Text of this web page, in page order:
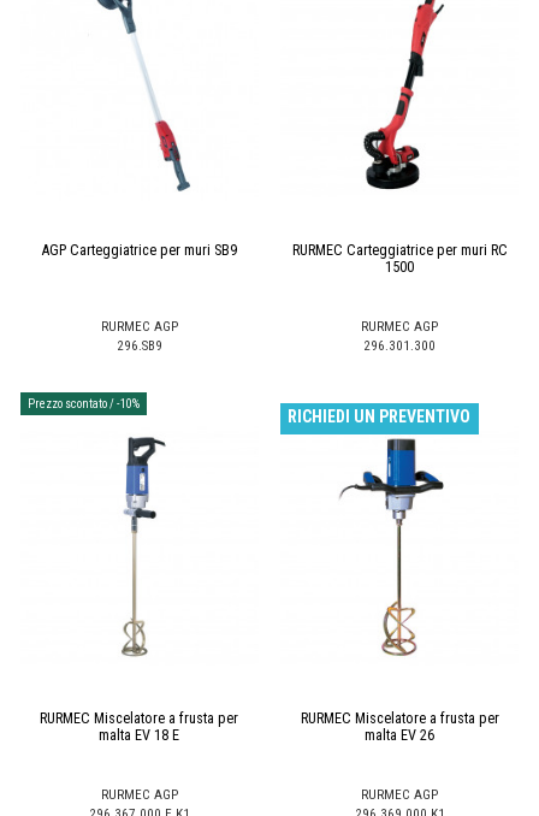
AGP Carteggiatrice per muri SB9
RURMEC AGP
296.SB9
RURMEC Carteggiatrice per muri RC
1500
RURMEC AGP
296.301.300
Prezzo scontato/ -10%
RURMEC Miscelatore a frusta per
malta EV 18 E
RURMEC AGP
RICHIEDI UN PREVENTIVO
RURMEC Miscelatore a frusta per
malta EV 26
RURMEC AGP